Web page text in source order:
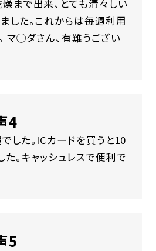
まで出来、とても清々しい
した。これからは毎週利用
マ◯ダさん、有難うござい
4
した。ICカードを買うと10
。キャッシュレスで便利で
5